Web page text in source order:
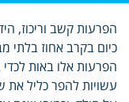
כיום בקרב אחוז בלתי
הפרעות אלו באות לכדי
עשויות להפר כליל